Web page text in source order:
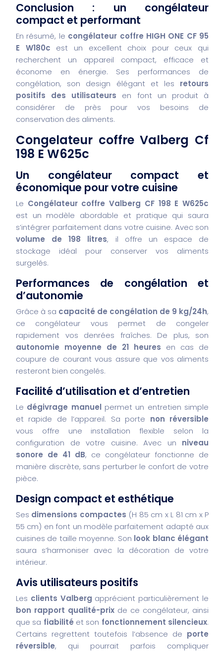
Conclusion : un congélateur
compact et performant
En résumé, le congélateur coffre HIGH ONE CF 95
E W180c est un excellent choix pour ceux qui
recherchent un appareil compact, efficace et
économe en énergie. Ses performances de
congélation, son design élégant et les retours
positifs des utilisateurs en font un produit à
considérer de près pour vos besoins de
conservation des aliments.
Congelateur coffre Valberg Cf
198 E W625c
Un congélateur compact et
économique pour votre cuisine
Le Congélateur coffre Valberg CF 198 E W625c
est un modèle abordable et pratique qui saura
s’intégrer parfaitement dans votre cuisine. Avec son
volume de 198 litres, il offre un espace de
stockage idéal pour conserver vos aliments
surgelés.
Performances de congélation et
d’autonomie
Grâce à sa capacité de congélation de 9 kg/24h,
ce congélateur vous permet de congeler
rapidement vos denrées fraîches. De plus, son
autonomie moyenne de 21 heures en cas de
coupure de courant vous assure que vos aliments
resteront bien congelés.
Facilité d’utilisation et d’entretien
Le dégivrage manuel permet un entretien simple
et rapide de l’appareil. Sa porte non réversible
vous offre une installation flexible selon la
configuration de votre cuisine. Avec un niveau
sonore de 41 dB, ce congélateur fonctionne de
manière discrète, sans perturber le confort de votre
pièce.
Design compact et esthétique
Ses dimensions compactes (H 85 cm x L 81 cm x P
55 cm) en font un modèle parfaitement adapté aux
cuisines de taille moyenne. Son look blanc élégant
saura s’harmoniser avec la décoration de votre
intérieur.
Avis utilisateurs positifs
Les clients Valberg apprécient particulièrement le
bon rapport qualité-prix de ce congélateur, ainsi
que sa fiabilité et son fonctionnement silencieux.
Certains regrettent toutefois l’absence de porte
réversible, qui pourrait parfois compliquer